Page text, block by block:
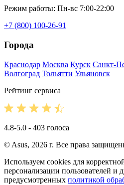
Режим работы: Пн-вс 7:00-22:00
+7 (800) 100-26-91
Города
Краснодар Москва Курск Санкт-
Волгоград Тольятти Ульяновск
Рейтинг сервиса
4.8-5.0 - 403 голоса
© Asus, 2026 г. Все права
Используем cookies для
персонализации пользователей и
предусмотренных политикой